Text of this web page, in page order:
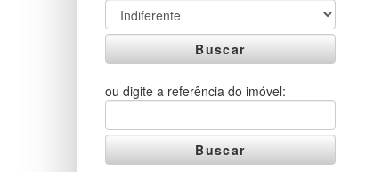
Buscar
ou digite a referência do imóvel:
Buscar